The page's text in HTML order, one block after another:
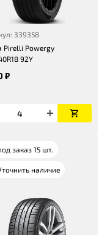
339358
Pirelli Powergy
92Y
₽
заказ 15 шт.
наличие